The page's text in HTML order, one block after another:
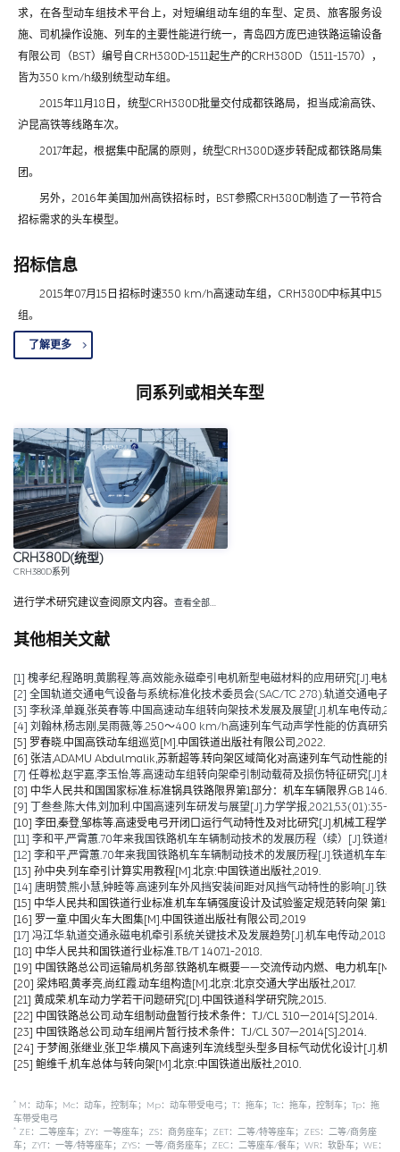
求，在各型动车组技术平台上，对短编组动车组的车型、定员、旅客服务设
施、司机操作设施、列车的主要性能进行统一，青岛四方庞巴迪铁路运输设备
有限公司（BST）编号自CRH380D-1511起生产的CRH380D（1511-1570），
皆为350 km/h级别统型动车组。
2015年11月18日，统型CRH380D批量交付成都铁路局，担当成渝高铁、
沪昆高铁等线路车次。
2017年起，根据集中配属的原则，统型CRH380D逐步转配成都铁路局集
团。
另外，2016年美国加州高铁招标时，BST参照CRH380D制造了一节符合
招标需求的头车模型。
招标信息
2015年07月15日招标时速350 km/h高速动车组，CRH380D中标其中15
组。
了解更多
同系列或相关车型
CRH380D(统型)
CRH380D系列
进行学术研究建议查阅原文内容。 查看全部…
其他相关文献
[1] 槐孝纪,程路明,黄鹏程,等.高效能永磁牵引电机新型电磁材料的应用研究[J].电
[2] 全国轨道交通电气设备与系统标准化技术委员会(SAC/TC 278).轨道交通电
[3] 李秋泽,单巍,张英春等.中国高速动车组转向架技术发展及展望[J].机车电传动
[4] 刘翰林,杨志刚,吴雨薇,等.250～400 km/h高速列车气动声学性能的仿真研究
[5] 罗春晓.中国高铁动车组巡览[M].中国铁道出版社有限公司,2022.
[6] 张洁,ADAMU Abdulmalik,苏新超等.转向架区域简化对高速列车气动性能的
[7] 任尊松,赵宇嘉,李玉怡,等.高速动车组转向架牵引制动载荷及损伤特征研究[J].机
[8] 中华人民共和国国家标准.标准锅具铁路限界第1部分：机车车辆限界.GB
[9] 丁叁叁,陈大伟,刘加利.中国高速列车研发与展望[J].力学学报,2021,53(01):35-
[10] 李田,秦登,邹栋等.高速受电弓开闭口运行气动特性及对比研究[J].机械工程学
[11] 李和平,严霄蕙.70年来我国铁路机车车辆制动技术的发展历程（续）[J].铁道
[12] 李和平,严霄蕙.70年来我国铁路机车车辆制动技术的发展历程[J].铁道机车车
[13] 孙中央.列车牵引计算实用教程[M].北京:中国铁道出版社,2019.
[14] 唐明赞,熊小慧,钟睦等.高速列车外风挡安装间距对风挡气动特性的影响[J].铁
[15] 中华人民共和国铁道行业标准.机车车辆强度设计及试验鉴定规范转向架 第1
[16] 罗一童.中国火车大图集[M].中国铁道出版社有限公司,2019
[17] 冯江华.轨道交通永磁电机牵引系统关键技术及发展趋势[J].机车电传动
[18] 中华人民共和国铁道行业标准.TB/T 1407.1-2018.
[19] 中国铁路总公司运输局机务部.铁路机车概要——交流传动内燃、电力机车[M].
[20] 梁炜昭,黄孝亮,尚红霞.动车组构造[M].北京:北京交通大学出版社,2017.
[21] 黄成荣.机车动力学若干问题研究[D].中国铁道科学研究院,2015.
[22] 中国铁路总公司.动车组制动盘暂行技术条件：TJ/CL 310—2014[S].2014.
[23] 中国铁路总公司.动车组闸片暂行技术条件：TJ/CL 307—2014[S].2014.
[24] 于梦阁,张继业,张卫华.横风下高速列车流线型头型多目标气动优化设计[J].机
[25] 鲍维千,机车总体与转向架[M].北京:中国铁道出版社,2010.
* M：动车；Mc：动车，控制车；Mp：动车带受电弓；T：拖车；Tc：拖车，控制车；Tp：拖
车带受电弓
* ZE：二等座车；ZY：一等座车；ZS：商务座车；ZET：二等/特等座车；ZES：二等/商务座
车；ZYT：一等/特等座车；ZYS：一等/商务座车；ZEC：二等座车/餐车；WR：软卧车；WE：